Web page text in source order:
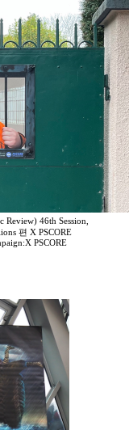
46th Session,
편 X PSCORE
PSCORE